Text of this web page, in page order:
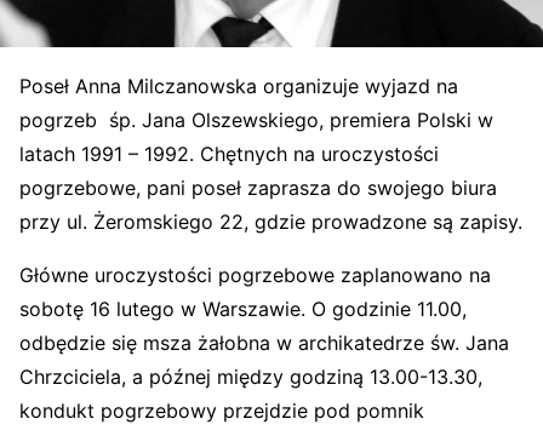
Poseł Anna Milczanowska organizuje wyjazd na
pogrzeb śp. Jana Olszewskiego, premiera Polski w
latach 1991 – 1992. Chętnych na uroczystości
pogrzebowe, pani poseł zaprasza do swojego biura
przy ul. Żeromskiego 22, gdzie prowadzone są zapisy.
Główne uroczystości pogrzebowe zaplanowano na
sobotę 16 lutego w Warszawie. O godzinie 11.00,
odbędzie się msza żałobna w archikatedrze św. Jana
Chrzciciela, a późnej między godziną 13.00-13.30,
kondukt pogrzebowy przejdzie pod pomnik